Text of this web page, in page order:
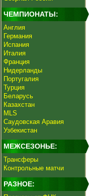
ЧЕМПИОНАТЫ:
Англия
Германия
Испания
Италия
Франция
Нидерланды
Португалия
Турция
Беларусь
Казахстан
MLS
Саудовская Аравия
Узбекистан
МЕЖСЕЗОНЬЕ:
Трансферы
Контрольные матчи
РАЗНОЕ: